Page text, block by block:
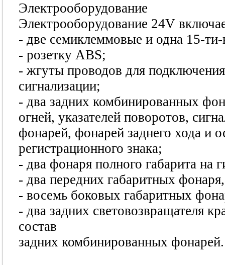
Электрооборудование
Электрооборудование 24V
- две семиклеммовые и одна 15-
- розетку ABS;
- жгуты проводов для
сигнализации;
- два задних комбинированных
огней, указателей поворотов,
фонарей, фонарей заднего хода и
регистрационного знака;
- два фонаря полного габарита на
- два передних габаритных
- восемь боковых габаритных
- два задних световозвращателя
состав
задних комбинированных фонарей.